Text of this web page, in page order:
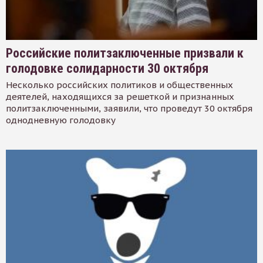
Российские политзаключенные призвали к
голодовке солидарности 30 октября
Несколько российских политиков и общественных
деятелей, находящихся за решеткой и признанных
политзаключенными, заявили, что проведут 30 октября
однодневную голодовку